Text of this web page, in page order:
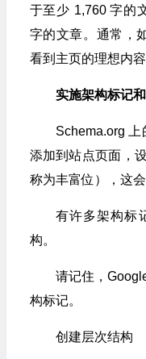
于至少 1,760 字的
字的文章。通常，
看到主页的理想内
实施架构标记
Schema.org
添加到站点页面，
称为丰富位），这
有许多架构标
构。
请记住，
构标记。
创建层次结构